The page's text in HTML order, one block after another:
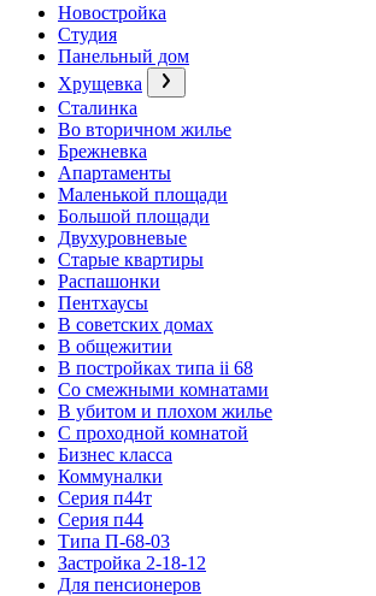
Новостройка
Студия
Панельный дом
Хрущевка
Сталинка
Во вторичном жилье
Брежневка
Апартаменты
Маленькой площади
Большой площади
Двухуровневые
Старые квартиры
Распашонки
Пентхаусы
В советских домах
В общежитии
В постройках типа ii 68
Со смежными комнатами
В убитом и плохом жилье
С проходной комнатой
Бизнес класса
Коммуналки
Серия п44т
Серия п44
Типа П-68-03
Застройка 2-18-12
Для пенсионеров